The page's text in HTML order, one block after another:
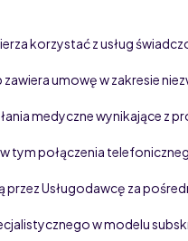
korzystać z usług
umowę w zakresie
medyczne wynikające z
połączenia
Usługodawcę za
w modelu